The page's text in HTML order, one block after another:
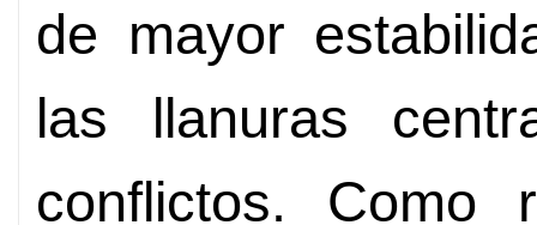
de mayor
las llanuras
conflictos. Como